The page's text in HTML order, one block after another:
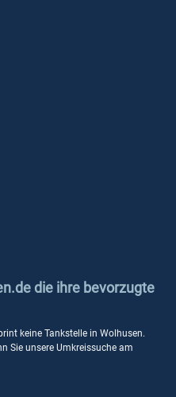
die ihre bevorzugte
keine Tankstelle in Wolhusen.
Sie unsere Umkreissuche am